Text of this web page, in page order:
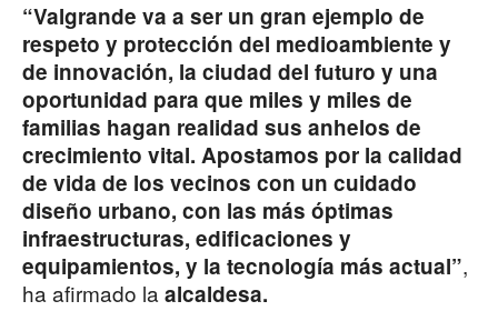
“Valgrande va a ser un gran ejemplo de
respeto y protección del medioambiente y
de innovación, la ciudad del futuro y una
oportunidad para que miles y miles de
familias hagan realidad sus anhelos de
crecimiento vital. Apostamos por la calidad
de vida de los vecinos con un cuidado
diseño urbano, con las más óptimas
infraestructuras, edificaciones y
equipamientos, y la tecnología más actual”,
ha afirmado la alcaldesa.